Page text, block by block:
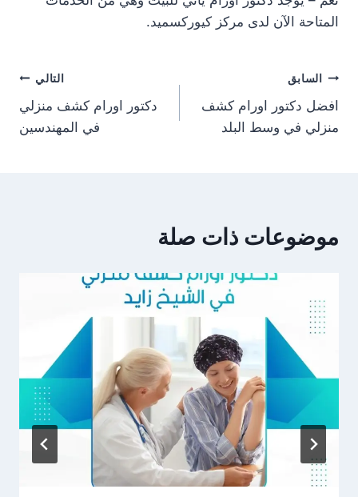
المتاحة الآن لدى مركز كيوركسميد.
تصفّح
المقالات
السابق
افضل دكتور اورام كشف
منزلي في وسط البلد
التالي
دكتور اورام كشف منزلي
في المهندسين
موضوعات ذات صلة